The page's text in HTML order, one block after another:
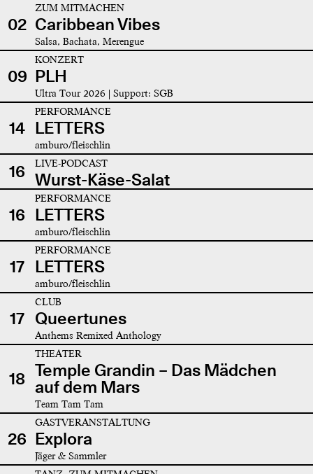
02
ZUM MITMACHEN
Caribbean Vibes
Salsa, Bachata, Merengue
09
KONZERT
PLH
Ultra Tour 2026 | Support: SGB
14
PERFORMANCE
LETTERS
amburo/fleischlin
16 LIVE-PODCAST
Wurst-Käse-Salat
16
PERFORMANCE
LETTERS
amburo/fleischlin
17
PERFORMANCE
LETTERS
amburo/fleischlin
17
CLUB
Queertunes
Anthems Remixed Anthology
18
THEATER
Temple Grandin – Das Mädchen
auf dem Mars
Team Tam Tam
26
GASTVERANSTALTUNG
Explora
Jäger & Sammler